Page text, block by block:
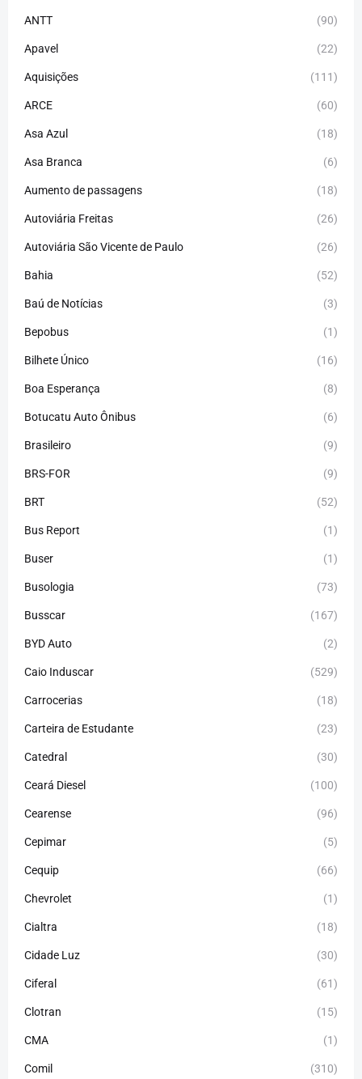
ANTT (90)
Apavel (22)
Aquisições (111)
ARCE (60)
Asa Azul (18)
Asa Branca (6)
Aumento de passagens (18)
Autoviária Freitas (26)
Autoviária São Vicente de Paulo (26)
Bahia (52)
Baú de Notícias (3)
Bepobus (1)
Bilhete Único (16)
Boa Esperança (8)
Botucatu Auto Ônibus (6)
Brasileiro (9)
BRS-FOR (9)
BRT (52)
Bus Report (1)
Buser (1)
Busologia (73)
Busscar (167)
BYD Auto (2)
Caio Induscar (529)
Carrocerias (18)
Carteira de Estudante (23)
Catedral (30)
Ceará Diesel (100)
Cearense (96)
Cepimar (5)
Cequip (66)
Chevrolet (1)
Cialtra (18)
Cidade Luz (30)
Ciferal (61)
Clotran (15)
CMA (1)
Comil (310)